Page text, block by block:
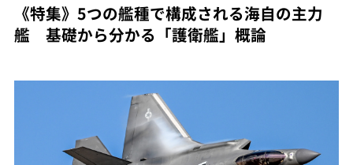
《特集》5つの艦種で構成される海自の主力
艦 基礎から分かる「護衛艦」概論